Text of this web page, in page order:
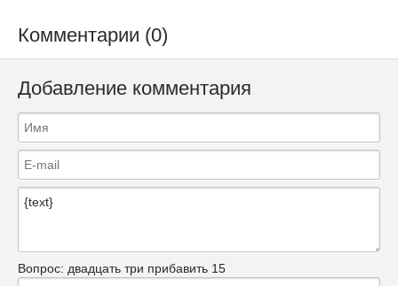
Комментарии (0)
Добавление комментария
Вопрос: двадцать три прибавить 15